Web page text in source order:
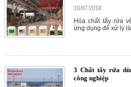
10/07/2018
Hóa chất tẩy rửa
ứng dụng để xử lý
3 Chất tẩy rửa
công nghiệp